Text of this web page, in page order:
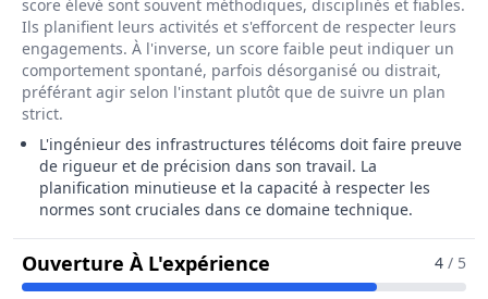
score élevé sont souvent méthodiques, disciplinés et fiables.
Ils planifient leurs activités et s'efforcent de respecter leurs
engagements. À l'inverse, un score faible peut indiquer un
comportement spontané, parfois désorganisé ou distrait,
préférant agir selon l'instant plutôt que de suivre un plan
strict.
L'ingénieur des infrastructures télécoms doit faire preuve
de rigueur et de précision dans son travail. La
planification minutieuse et la capacité à respecter les
normes sont cruciales dans ce domaine technique.
Ouverture À L'expérience Pour Le Métier De
4 / 5